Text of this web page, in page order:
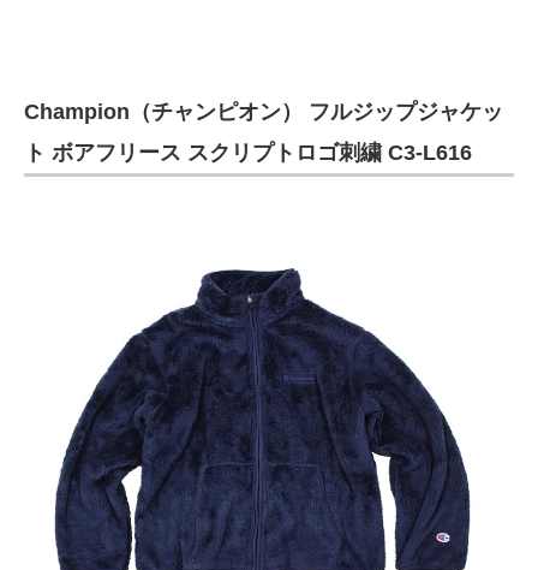
Champion（チャンピオン） フルジップジャケッ
ト ボアフリース スクリプトロゴ刺繍 C3-L616